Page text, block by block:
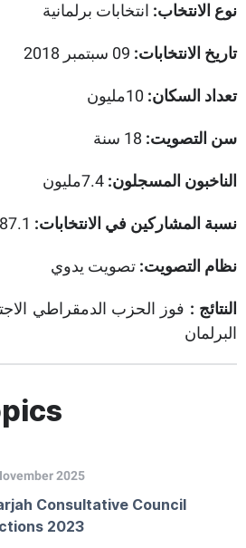
نوع الانتخاب: انتخابات برلمانية
تاريخ الانتخابات: 09 سبتمبر 2018
تعداد السكان:
سن التصويت:
الناخبون المسجلون: 7.4مليون
نسبة المشاركين في الانتخابات:
نظام التصويت: تصويت يدوي
النتائج :
البرلمان
2025
Consultative Council
2023